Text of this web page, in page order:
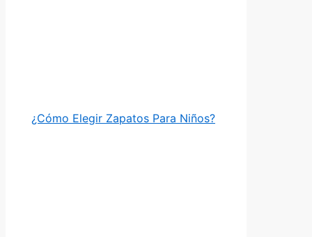
¿Cómo Elegir Zapatos Para Niños?